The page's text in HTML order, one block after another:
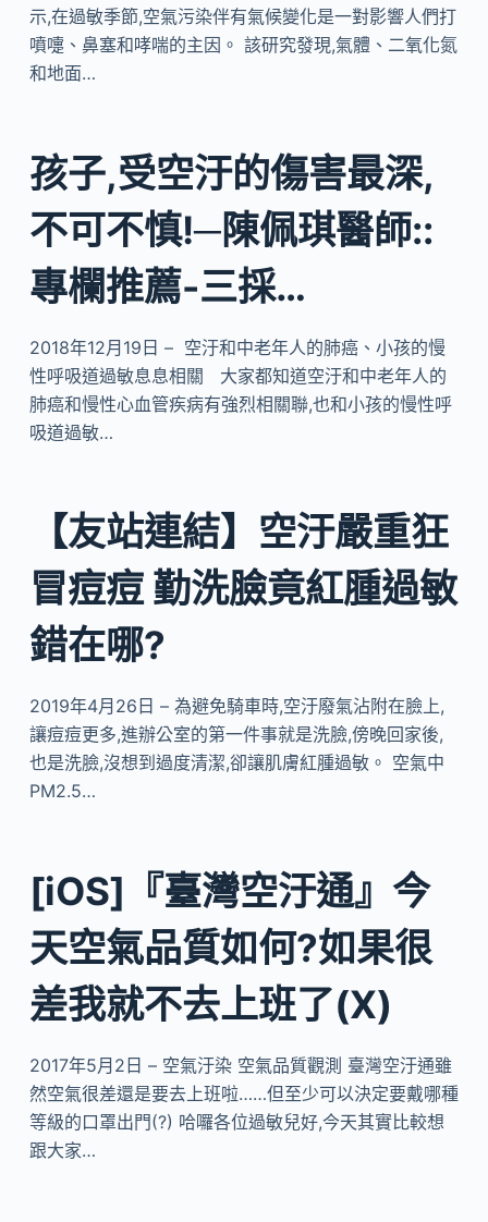
示,在過敏季節,空氣污染伴有氣候變化是一對影響人們打
噴嚏、鼻塞和哮喘的主因。 該研究發現,氣體、二氧化氮
和地面…
孩子,受空汙的傷害最深,
不可不慎!─陳佩琪醫師::
專欄推薦-三採…
2018年12月19日 – 空汙和中老年人的肺癌、小孩的慢
性呼吸道過敏息息相關 大家都知道空汙和中老年人的
肺癌和慢性心血管疾病有強烈相關聯,也和小孩的慢性呼
吸道過敏…
【友站連結】空汙嚴重狂
冒痘痘 勤洗臉竟紅腫過敏
錯在哪?
2019年4月26日 – 為避免騎車時,空汙廢氣沾附在臉上,
讓痘痘更多,進辦公室的第一件事就是洗臉,傍晚回家後,
也是洗臉,沒想到過度清潔,卻讓肌膚紅腫過敏。 空氣中
PM2.5…
[iOS]『臺灣空汙通』今
天空氣品質如何?如果很
差我就不去上班了(X)
2017年5月2日 – 空氣汙染 空氣品質觀測 臺灣空汙通雖
然空氣很差還是要去上班啦……但至少可以決定要戴哪種
等級的口罩出門(?) 哈囉各位過敏兒好,今天其實比較想
跟大家…